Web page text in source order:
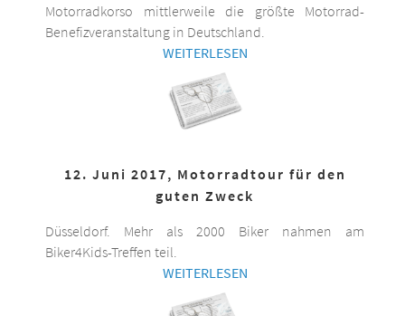
Motorradkorso mittlerweile die größte Motorrad-
Benefizveranstaltung in Deutschland.
WEITERLESEN
12. Juni 2017, Motorradtour für den
guten Zweck
Düsseldorf. Mehr als 2000 Biker nahmen am
Biker4Kids-Treffen teil.
WEITERLESEN